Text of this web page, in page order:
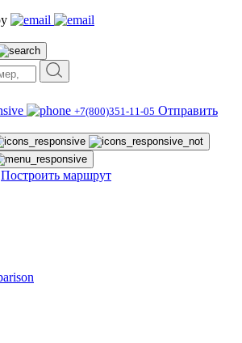
+7(800)351-11-05 Отправить
Построить маршрут